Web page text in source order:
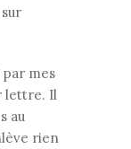
par mes
lettre. Il
au
rien